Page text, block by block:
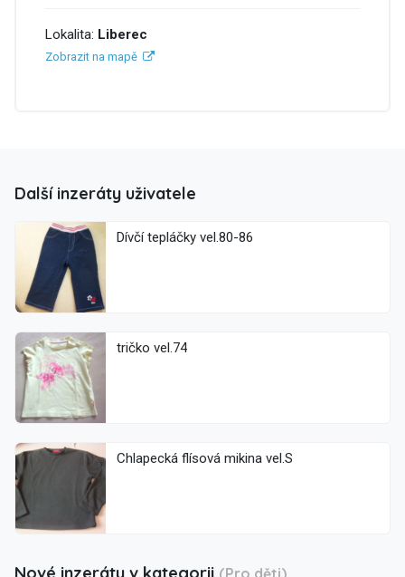
Lokalita: Liberec
Zobrazit na mapě
Další inzeráty uživatele
Dívčí tepláčky vel.80-86
tričko vel.74
Chlapecká flísová mikina vel.S
Nové inzeráty v kategorii (Pro děti)